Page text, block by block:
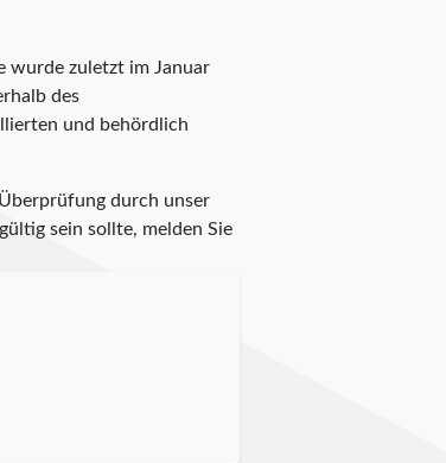
wurde zuletzt im Januar
des
und behördlich
durch unser
sein sollte, melden Sie